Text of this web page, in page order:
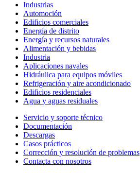
Industrias
Automoción
Edificios comerciales
Energía de distrito
Energía y recursos naturales
Alimentación y bebidas
Industria
Aplicaciones navales
Hidráulica para equipos móviles
Refrigeración y aire acondicionado
Edificios residenciales
Agua y aguas residuales
Servicio y soporte técnico
Documentación
Descargas
Casos prácticos
Corrección y resolución de problemas
Contacta con nosotros